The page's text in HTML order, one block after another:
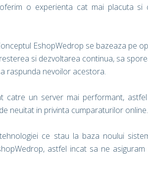
o experienta cat mai placuta si
EshopWedrop se bazeaza pe
si dezvoltarea continua, sa
raspunda nevoilor acestora.
un server mai performant,
neuitat in privinta cumparaturilor online.
ce stau la baza noului
astfel incat sa ne